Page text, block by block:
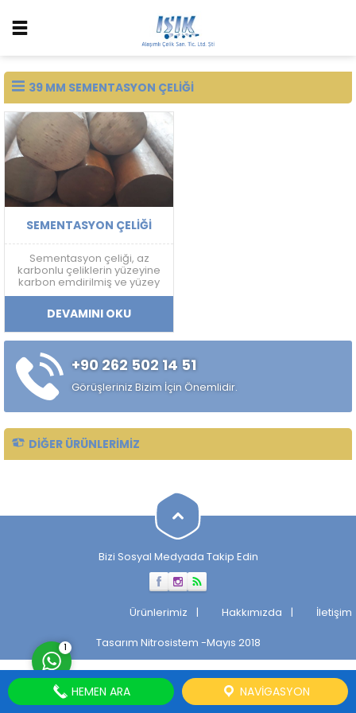
39 MM SEMENTASYON ÇELIĞI
SEMENTASYON ÇELIĞI
Sementasyon çeliği, az
karbonlu çeliklerin yüzeyine
karbon emdirilmiş ve yüzey
sertliği arttırılmış bir çelik
türüdür.
DEVAMINI OKU
+90 262 502 14 51
Görüşleriniz Bizim İçin Önemlidir.
DIĞER ÜRÜNLERIMIZ
Bizi Sosyal Medyada Takip Edin
Ürünlerimiz Hakkımızda
İletişim
Tasarım Nitrosistem -Mayıs 2018
Cevap Yaz
1
HEMEN ARA NAVIGASYON